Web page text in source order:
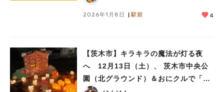
2026年1月8日 駅前 4
【茨木市】キラキラの魔法が灯る夜
へ 12月13日（土）、 茨木市中央公
園（北グラウンド）＆おにクルで「追